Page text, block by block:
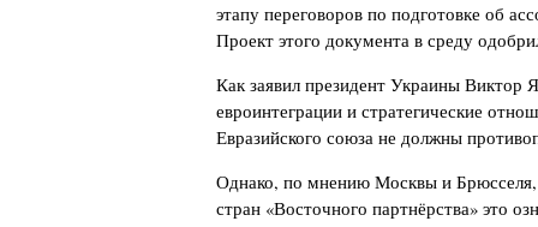
этапу переговоров по подготовке об
Проект этого документа в среду
Как заявил президент Украины Виктор
евроинтеграции и стратегические
Евразийского союза не должны
Однако, по мнению Москвы и Брюсселя,
стран «Восточного партнёрства» это